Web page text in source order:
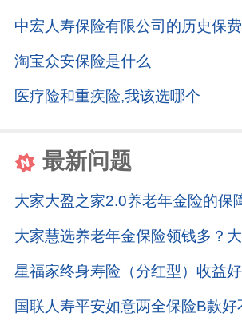
淘宝众安保险是什么
医疗险和重疾险,我该选哪个
最新问题
星